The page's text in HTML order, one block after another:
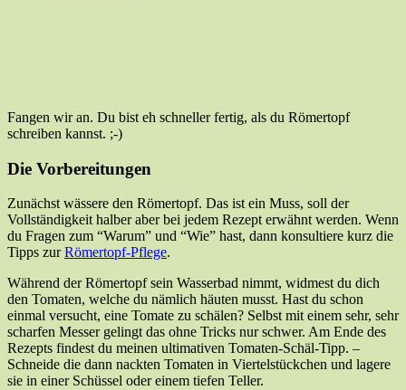
Fangen wir an. Du bist eh schneller fertig, als du Römertopf
schreiben kannst. ;-)
Die Vorbereitungen
Zunächst wässere den Römertopf. Das ist ein Muss, soll der
Vollständigkeit halber aber bei jedem Rezept erwähnt werden. Wenn
du Fragen zum “Warum” und “Wie” hast, dann konsultiere kurz die
Tipps zurRömertopf-Pflege.
Während der Römertopf sein Wasserbad nimmt, widmest du dich
den Tomaten, welche du nämlich häuten musst. Hast du schon
einmal versucht, eine Tomate zu schälen? Selbst mit einem sehr, sehr
scharfen Messer gelingt das ohne Tricks nur schwer. Am Ende des
Rezepts findest du meinen ultimativen Tomaten-Schäl-Tipp. –
Schneide die dann nackten Tomaten in Viertelstückchen und lagere
sie in einer Schüssel oder einem tiefen Teller.